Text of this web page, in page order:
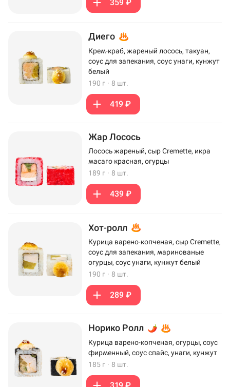
359 ₽
Диего
Крем-краб, жареный лосось, такуан,
соус для запекания, соус унаги, кунжут
белый
190 г · 8 шт.
419 ₽
Жар Лосось
Лосось жареный, сыр Cremette, икра
масаго красная, огурцы
189 г · 8 шт.
439 ₽
Хот-ролл
Курица варено-копченая, сыр Cremette,
соус для запекания, маринованые
огурцы, соус унаги, кунжут белый
190 г · 8 шт.
289 ₽
Норико Ролл
Курица варено-копченая, огурцы, соус
фирменный, соус спайс, унаги, кунжут
185 г · 8 шт.